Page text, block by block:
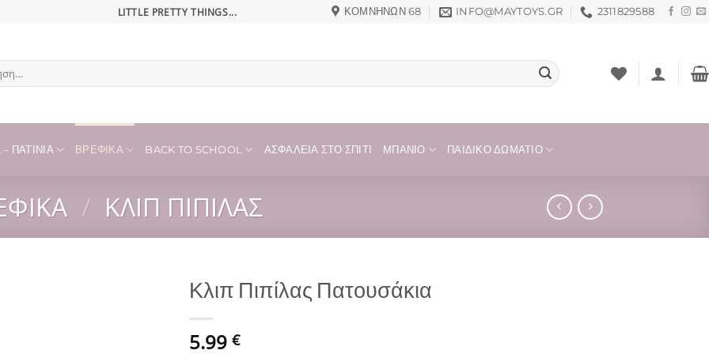
LITTLE PRETTY THINGS... ΚΟΜΝΗΝΏΝ 68 INFO@MAYTOYS.GR 2311829588
ΠΑΤΊΝΙΑ ΒΡΕΦΙΚΆ BACK TO SCHOOL ΑΣΦΆΛΕΙΑ ΣΤΟ ΣΠΊΤΙ ΜΠΆΝΙΟ ΠΑΙΔΙΚΌ ΔΩΜΆΤΙΟ
/ ΚΛΙΠ ΠΙΠΊΛΑΣ
Κλιπ Πιπίλας Πατουσάκια
5.99 €